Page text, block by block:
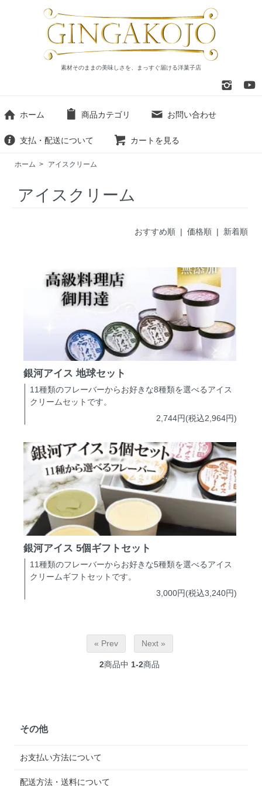
素材そのままの美味しさを、まっすぐ届ける洋菓子店
ホーム 商品カテゴリ お問い合わせ
支払・配送について カートを見る
ホーム > アイスクリーム
アイスクリーム
おすすめ順| 価格順 | 新着順
銀河アイス 地球セット
11種類のフレーバーからお好きな8種類を選べるアイス
クリームセットです。
2,744円(税込2,964円)
銀河アイス 5個ギフトセット
11種類のフレーバーからお好きな5種類を選べるアイス
クリームギフトセットです。
3,000円(税込3,240円)
« Prev Next »
2商品中 1-2商品
その他
お支払い方法について
配送方法・送料について